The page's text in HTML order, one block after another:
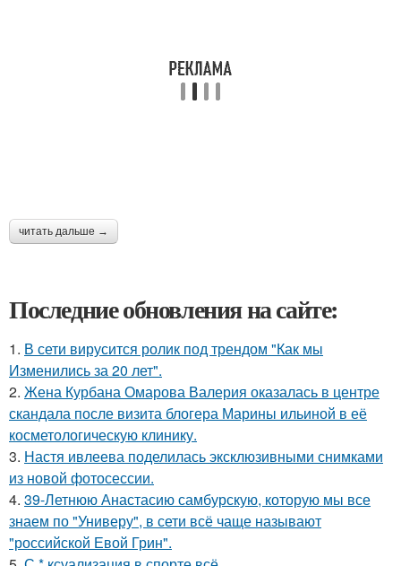
читать дальше →
Последние обновления на сайте:
1. В сети вирусится ролик под трендом "Как мы
Изменились за 20 лет".
2. Жена Курбана Омарова Валерия оказалась в центре
скандала после визита блогера Марины ильиной в её
косметологическую клинику.
3. Настя ивлеева поделилась эксклюзивными снимками
из новой фотосессии.
4. 39-Летнюю Анастасию самбурскую, которую мы все
знаем по "Универу", в сети всё чаще называют
"российской Евой Грин".